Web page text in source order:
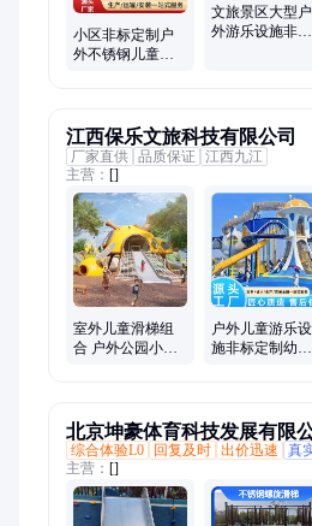
游乐设施、景区宠物友好乐园、户外
园户外宠物友好、网红宠物秋千狗狗
互动训练器材
小区非标定制户
外不锈钢儿童滑
文旅景区大型户
外游乐设施非标
江西保乐文旅科技有限公司
厂家直供 品质保证 江西九江
主营： []
室外儿童滑梯组
合 户外公园小区
户外儿童游乐设
施非标定制幼儿
北京坤豪体育科技发展有限
综合体验L0
回复及时 出价迅速 真
主营： []